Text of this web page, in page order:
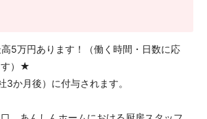
5万円あります！（働く時間・日数に応
す）★
3か月後）に付与されます。